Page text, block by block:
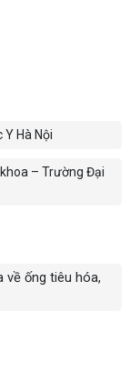
Hà Nội
– Trường Đại
về ống tiêu hóa,